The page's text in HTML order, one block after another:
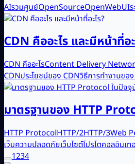
AIรวมศูนย์OpenSourceOpenWebUI
CDN คืออะไร และมีหน้าที่อ
CDN คืออะไรContent Delivery
CDNประโยชน์ของ CDNวิธีการทำงานขอ
มาตรฐานของ HTTP
HTTP ProtocolHTTP/2HTTP/3Web
เว็บความปลอดภัยเว็บไซต์โปรโตคอลอินเท
1234